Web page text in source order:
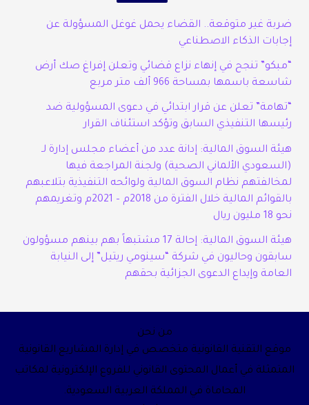
ضربة غير متوقعة.. القضاء يحمل غوغل المسؤولة عن
إجابات الذكاء الاصطناعي
“مبكو” تنجح في إنهاء نزاع قضائي وتعلن إفراغ صك أرض
شاسعة باسمها بمساحة 966 ألف متر مربع
“تهامة” تعلن عن قرار ابتدائي في دعوى المسؤولية ضد
رئيسها التنفيذي السابق وتؤكد استئناف القرار
هيئة السوق المالية: إدانة عدد من أعضاء مجلس إدارة لـ
(السعودي الألماني الصحية) ولجنة المراجعة فيها
لمخالفتهم نظام السوق المالية ولوائحه التنفيذية بتلاعبهم
بالقوائم المالية خلال الفترة من 2018م – 2021م وتغريمهم
نحو 18 مليون ريال
هيئة السوق المالية: إحالة 17 مشتبهاً بهم بينهم مسؤولون
سابقون وحاليون في شركة “سينومي ريتيل” إلى النيابة
العامة وإيداع الدعوى الجزائية بحقهم
من نحن
موقع التقنية القانونية متخصص في إدارة المشاريع القانونية
المتمثلة في أعمال المحتوى القانوني للفروع الإلكترونية لمكاتب
المحاماة في المملكة العربية السعودية.